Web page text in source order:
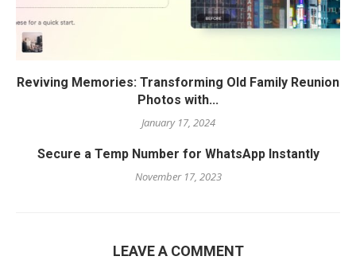
Reviving Memories: Transforming Old Family Reunion
Photos with...
January 17, 2024
Secure a Temp Number for WhatsApp Instantly
November 17, 2023
LEAVE A COMMENT